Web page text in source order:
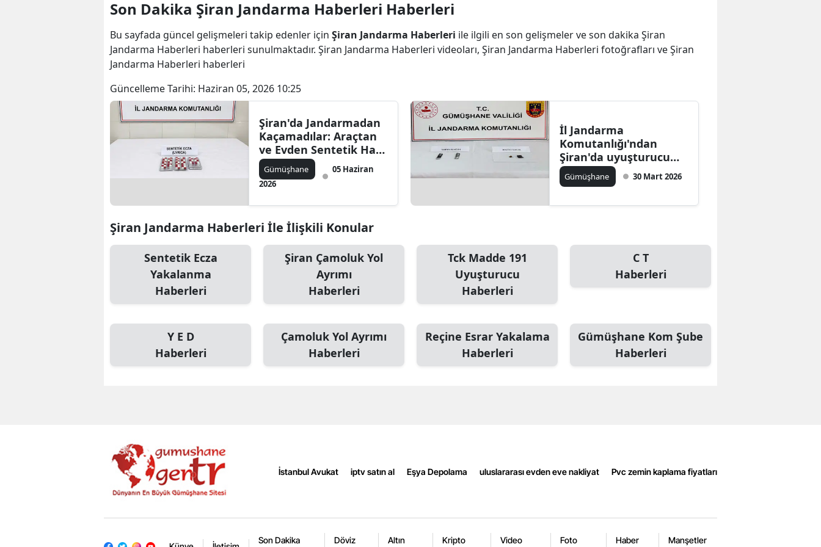
Bilecik
Bingöl
Burdur
Bursa
Çanakkale
Diyarbakır
Edirne
Erzincan
Isparta
Son Dakika Şiran Jandarma Haberleri Haberleri
Bu sayfada güncel gelişmeleri takip edenler için Şiran Jandarma Haberleri ile ilgili en son gelişmeler ve son dakika Şiran
Jandarma Haberleri haberleri sunulmaktadır. Şiran Jandarma Haberleri videoları, Şiran Jandarma Haberleri fotoğrafları ve Şiran
Jandarma Haberleri haberleri
Güncelleme Tarihi: Haziran 05, 2026 10:25
Şiran'da Jandarmadan
Kaçamadılar: Araçtan
ve Evden Sentetik Hap
Çıktı
Gümüşhane
05 Haziran
2026
İl Jandarma
Komutanlığı'ndan
Şiran'da uyuşturucu
operasyonu
Gümüşhane 30 Mart 2026
Şiran Jandarma Haberleri İle İlişkili Konular
Sentetik Ecza
Yakalanma
Haberleri
Şiran Çamoluk Yol
Ayrımı
Haberleri
Tck Madde 191
Uyuşturucu
Haberleri
C T
Haberleri
Y E D
Haberleri
Çamoluk Yol Ayrımı
Haberleri
Reçine Esrar Yakalama
Haberleri
Gümüşhane Kom Şube
Haberleri
İstanbul Avukat iptv satın al Eşya Depolama uluslararası evden eve nakliyat Pvc zemin kaplama fiyatları
Son Dakika
Döviz
Altın
Kripto
Video
Foto
Haber
Manşetler